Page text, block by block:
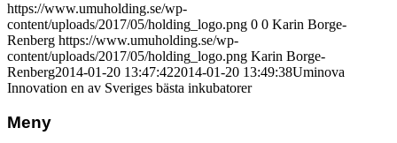
https://www.umuholding.se/wp-
content/uploads/2017/05/holding_logo.png 0 0 Karin Borge-
Renberg https://www.umuholding.se/wp-
content/uploads/2017/05/holding_logo.png Karin Borge-
Renberg2014-01-20 13:47:422014-01-20 13:49:38Uminova
Innovation en av Sveriges bästa inkubatorer
Meny